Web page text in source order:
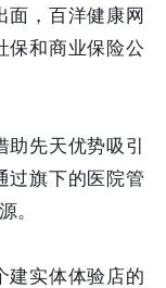
面，百洋健康网
保和商业保险公
助先天优势吸引
过旗下的医院管
。
建实体体验店的